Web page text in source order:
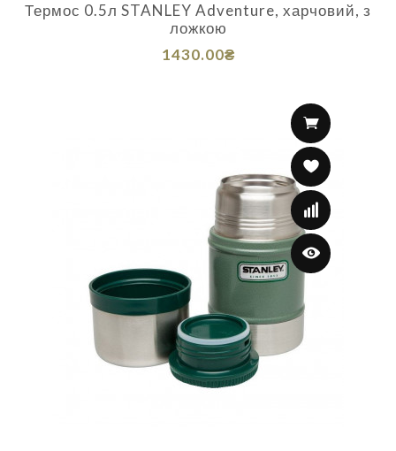
Термос 0.5л STANLEY Adventure, харчовий, з
ложкою
1430.00₴